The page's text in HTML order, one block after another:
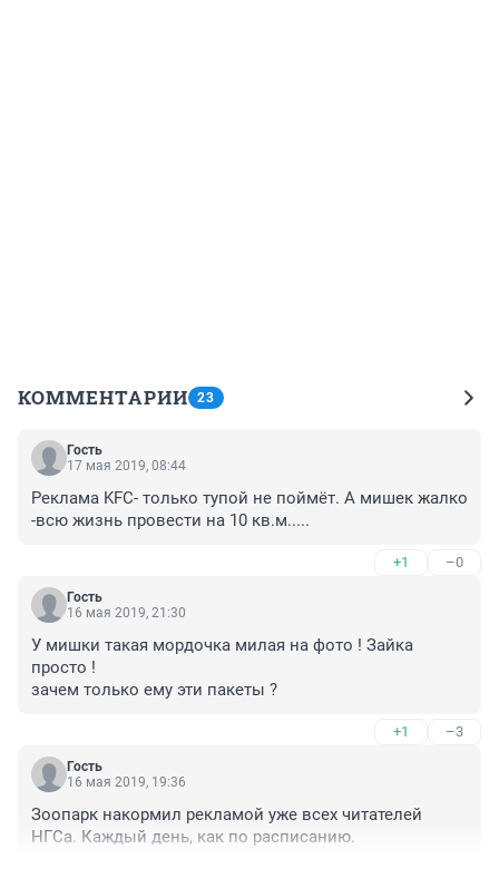
КОММЕНТАРИИ 23
Гость
17 мая 2019, 08:44
Реклама KFC- только тупой не поймёт. А мишек жалко
-всю жизнь провести на 10 кв.м.....
+1 –0
Гость
16 мая 2019, 21:30
У мишки такая мордочка милая на фото ! Зайка
просто !
зачем только ему эти пакеты ?
+1 –3
Гость
16 мая 2019, 19:36
Зоопарк накормил рекламой уже всех читателей
НГСа. Каждый день, как по расписанию.